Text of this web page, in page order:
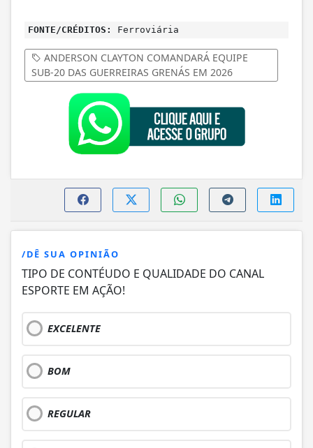
FONTE/CRÉDITOS: Ferroviária
ANDERSON CLAYTON COMANDARÁ EQUIPE
SUB-20 DAS GUERREIRAS GRENÁS EM 2026
/DÊ SUA OPINIÃO
TIPO DE CONTÉUDO E QUALIDADE DO CANAL
ESPORTE EM AÇÃO!
EXCELENTE
BOM
REGULAR